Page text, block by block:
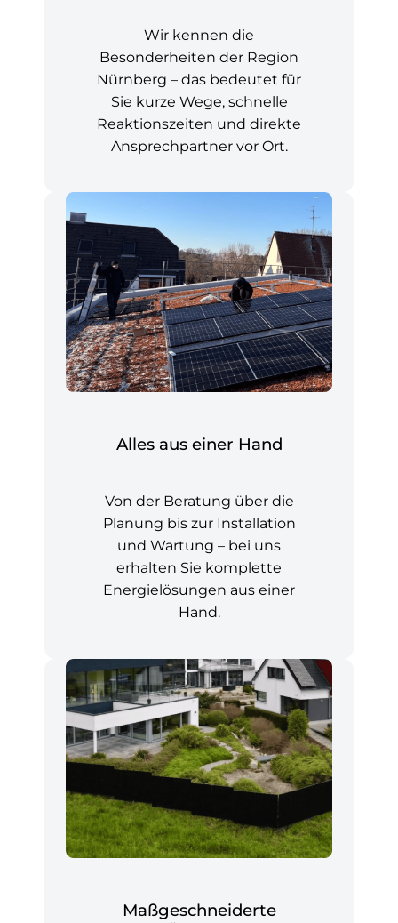
Wir kennen die
Besonderheiten der Region
Nürnberg – das bedeutet für
Sie kurze Wege, schnelle
Reaktionszeiten und direkte
Ansprechpartner vor Ort.
Alles aus einer Hand
Von der Beratung über die
Planung bis zur Installation
und Wartung – bei uns
erhalten Sie komplette
Energielösungen aus einer
Hand.
Maßgeschneiderte